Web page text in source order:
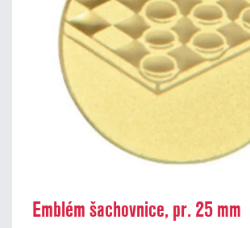
Emblém šachovnice, pr. 25 mm